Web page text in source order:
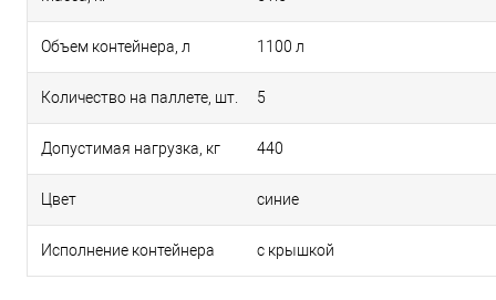
Объем контейнера, л 1100 л
Количество на паллете, шт. 5
Допустимая нагрузка, кг 440
Цвет синие
Исполнение контейнера с крышкой